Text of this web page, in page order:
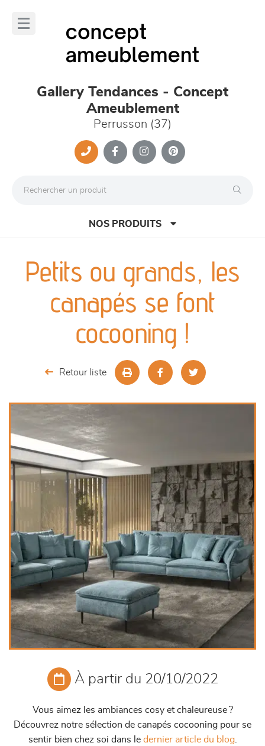
Gallery Tendances - Concept
Ameublement
Perrusson (37)
NOS PRODUITS
canapés et fauteuils
chambres et dressing
literie
décoration
Petits ou grands, les
canapés se font
cocooning !
Retour liste
À partir du 20/10/2022
Vous aimez les ambiances cosy et chaleureuse ?
Découvrez notre sélection de canapés cocooning pour se
sentir bien chez soi dans le dernier article du blog.